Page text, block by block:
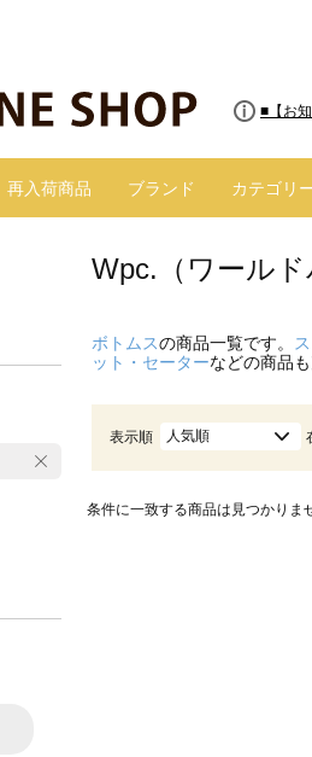
■8/13(
■【お
再入荷商品 ブランド カテゴリ
Wpc.（ワール
ボトムスの商品一覧です。
ット・セーターなどの商品も
表示順 人気順
条件に一致する商品は見つかりま